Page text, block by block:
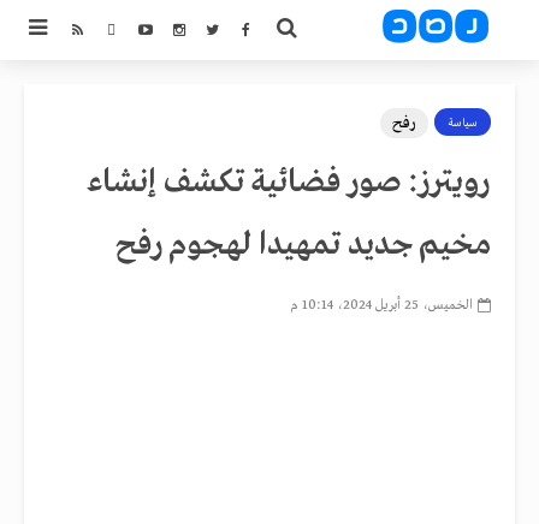
سياسة رفح
رويترز: صور فضائية تكشف إنشاء
مخيم جديد تمهيدا لهجوم رفح
الخميس، 25 أبريل 2024، 10:14 م